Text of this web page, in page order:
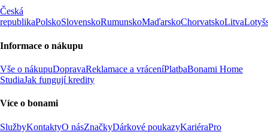
Česká
republikaPolskoSlovenskoRumunskoMaďarskoChorvatskoLitva
Informace o nákupu
Vše o nákupuDopravaReklamace a vráceníPlatbaBonami Home
StudiaJak fungují kredity
Více o bonami
SlužbyKontaktyO násZnačkyDárkové poukazyKariéraPro